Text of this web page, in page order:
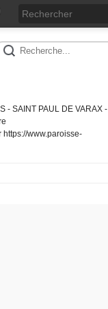
- SAINT PAUL DE VARAX -
www.paroisse-